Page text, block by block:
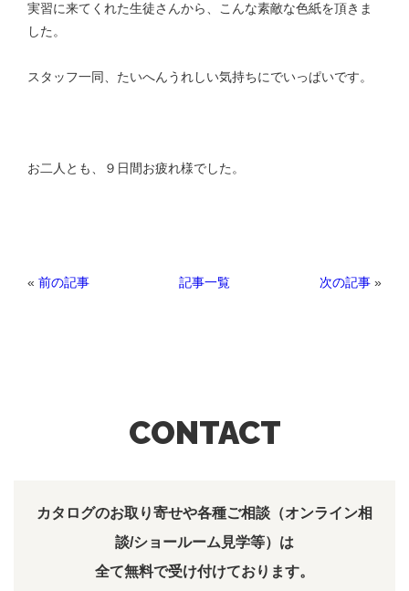
実習に来てくれた生徒さんから、こんな素敵な色紙を頂きま
した。
スタッフ一同、たいへんうれしい気持ちにでいっぱいです。
お二人とも、９日間お疲れ様でした。
記事一覧
« 前の記事 次の記事 »
CONTACT
カタログのお取り寄せや各種ご相談（オンライン相
談/ショールーム見学等）は
全て無料で受け付けております。